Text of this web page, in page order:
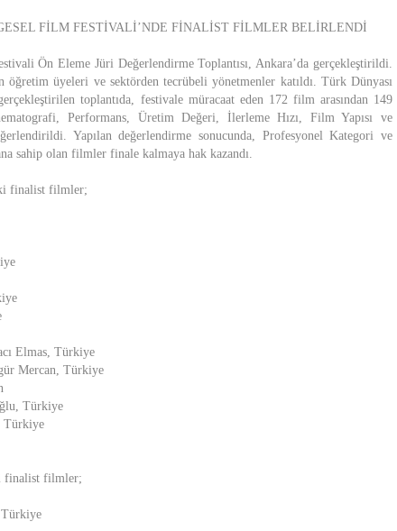
FİLM FESTİVALİ’NDE FİNALİST FİLMLER BELİRLENDİ
Ön Eleme Jüri Değerlendirme Toplantısı, Ankara’da gerçekleştirildi.
öğretim üyeleri ve sektörden tecrübeli yönetmenler katıldı. Türk Dünyası
toplantıda, festivale müracaat eden 172 film arasından 149
Performans, Üretim Değeri, İlerleme Hızı, Film Yapısı ve
Yapılan değerlendirme sonucunda, Profesyonel Kategori ve
sahip olan filmler finale kalmaya hak kazandı.
finalist filmler;
Elmas, Türkiye
Mercan, Türkiye
Türkiye
Türkiye
finalist filmler;
Türkiye